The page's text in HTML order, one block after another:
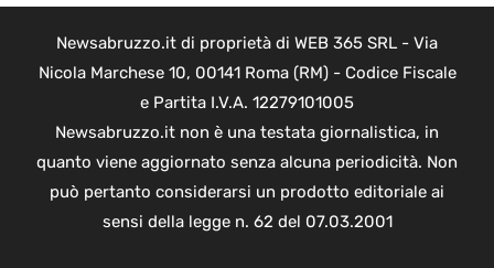
Newsabruzzo.it di proprietà di WEB 365 SRL - Via
Nicola Marchese 10, 00141 Roma (RM) - Codice Fiscale
e Partita I.V.A. 12279101005
Newsabruzzo.it non è una testata giornalistica, in
quanto viene aggiornato senza alcuna periodicità. Non
può pertanto considerarsi un prodotto editoriale ai
sensi della legge n. 62 del 07.03.2001